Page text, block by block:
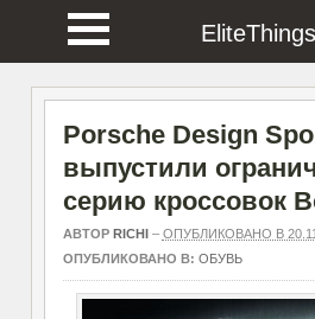
EliteThings
Porsche Design
выпустили
серию кроссовок
АВТОР RICHI– ОПУБЛИКОВАНО В
ОПУБЛИКОВАНО В: ОБУВЬ